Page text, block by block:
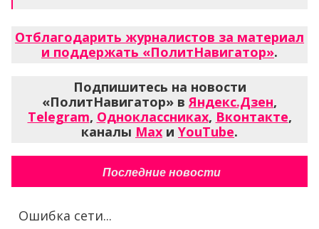
Отблагодарить журналистов за материал
и поддержать «ПолитНавигатор».
Подпишитесь на новости
«ПолитНавигатор» вЯндекс.Дзен,
Telegram, Одноклассниках, Вконтакте,
каналы Max и YouTube.
Последние новости
Ошибка сети...